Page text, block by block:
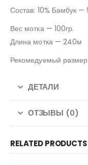
Состав: 10% Бамбук —
Вес мотка — 100гр.
Длина мотка — 240м
Рекомедуемый
ДЕТАЛИ
ОТЗЫВЫ (0)
RELATED PRODUCTS